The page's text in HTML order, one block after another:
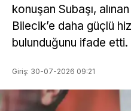
konuşan Subaşı,
Bilecik’e daha güçlü
bulunduğunu ifade etti.
Giriş: 30-07-2026 09:21